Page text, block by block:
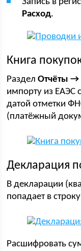
Расход.
Книга
РазделОтчёты →
импорту из ЕАЭС
датой отметки
(платёжный
Декларация
В декларации
попадает в
Расшифровать